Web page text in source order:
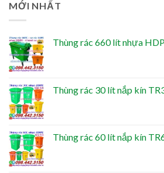
MỚI NHẤT
Thùng rác 660 lít nhựa
Thùng rác 30 lít nắp kín
Thùng rác 60 lít nắp kín